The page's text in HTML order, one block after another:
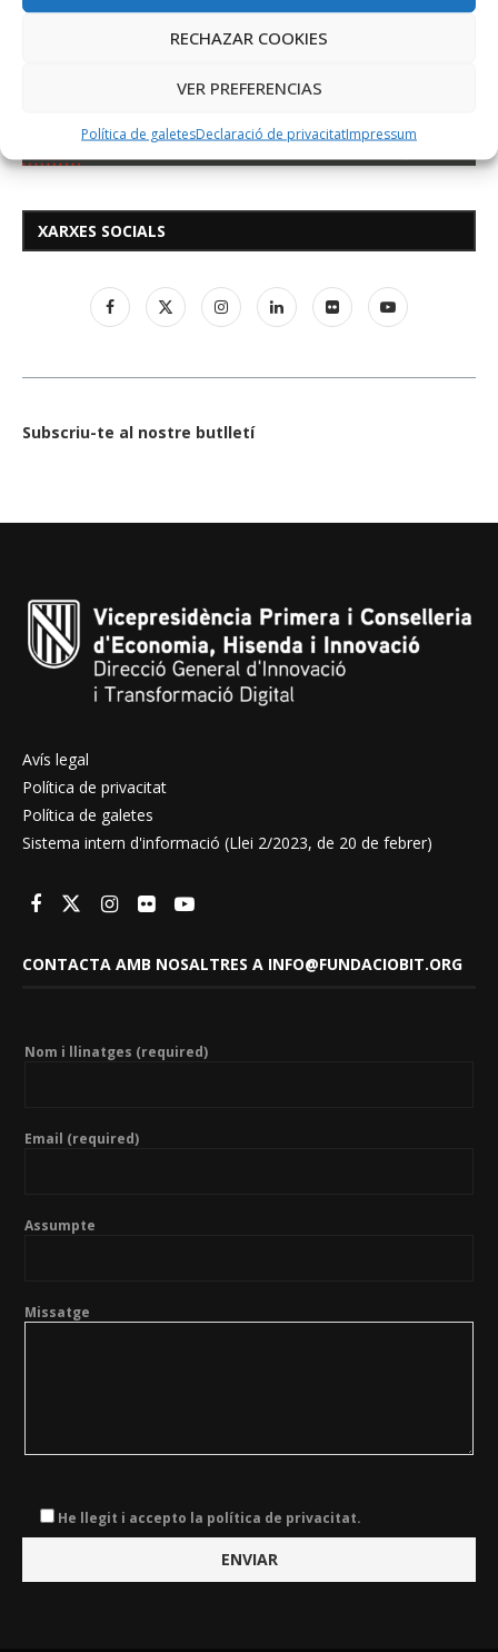
RECHAZAR COOKIES
VER PREFERENCIAS
Política de galetesDeclaració de privacitatImpressum
XARXES SOCIALS
Subscriu-te al nostre butlletí
Avís legal
Política de privacitat
Política de galetes
Sistema intern d'informació (Llei 2/2023, de 20 de febrer)
CONTACTA AMB NOSALTRES A INFO@FUNDACIOBIT.ORG
Nom i llinatges (required)
Email (required)
Assumpte
Missatge
He llegit i accepto la política de privacitat.